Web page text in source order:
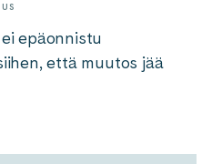
epäonnistu
että muutos jää